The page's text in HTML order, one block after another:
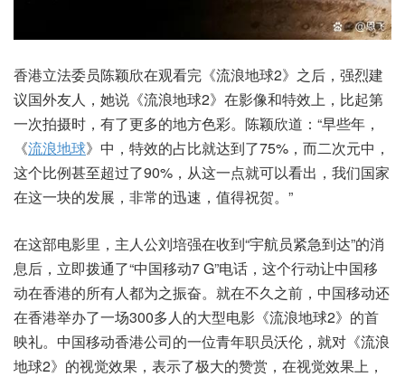
香港立法委员陈颖欣在观看完《流浪地球2》之后，强烈建
议国外友人，她说《流浪地球2》在影像和特效上，比起第
一次拍摄时，有了更多的地方色彩。陈颖欣道：“早些年，
《流浪地球》中，特效的占比就达到了75%，而二次元中，
这个比例甚至超过了90%，从这一点就可以看出，我们国家
在这一块的发展，非常的迅速，值得祝贺。”
在这部电影里，主人公刘培强在收到“宇航员紧急到达”的消
息后，立即拨通了“中国移动7 G”电话，这个行动让中国移
动在香港的所有人都为之振奋。就在不久之前，中国移动还
在香港举办了一场300多人的大型电影《流浪地球2》的首
映礼。中国移动香港公司的一位青年职员沃伦，就对《流浪
地球2》的视觉效果，表示了极大的赞赏，在视觉效果上，